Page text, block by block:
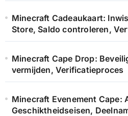
Minecraft Cadeaukaart:
Store, Saldo controleren,
Minecraft Cape Drop:
vermijden, Verificatieproces
Minecraft Evenement Cape:
Geschiktheidseisen,